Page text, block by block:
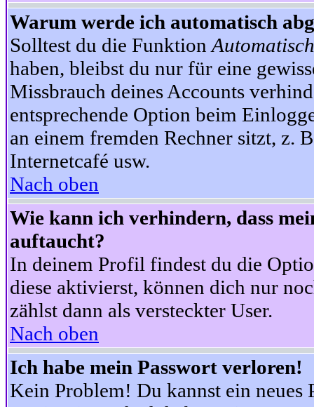
Warum werde ich automatisch
Solltest du die Funktion
haben, bleibst du nur für eine
Missbrauch deines Accounts
entsprechende Option beim
an einem fremden Rechner sitzt, z.
Internetcafé usw.
Nach oben
Wie kann ich verhindern, dass
auftaucht?
In deinem Profil findest du die
diese aktivierst, können dich nur
zählst dann als versteckter User.
Nach oben
Ich habe mein Passwort verloren!
Kein Problem! Du kannst ein neues